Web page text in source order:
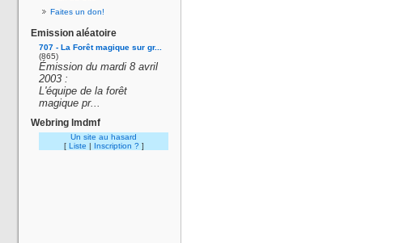
Faites un don!
Emission aléatoire
707 - La Forêt magique sur gr...
(865)
Émission du mardi 8 avril
2003 :
L'équipe de la forêt
magique pr...
Webring lmdmf
Un site au hasard
[ Liste | Inscription ? ]